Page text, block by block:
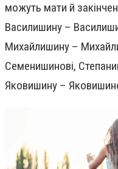
можуть мати й
Василишину –
Михайлишину –
Семенишинові,
Яковишину –